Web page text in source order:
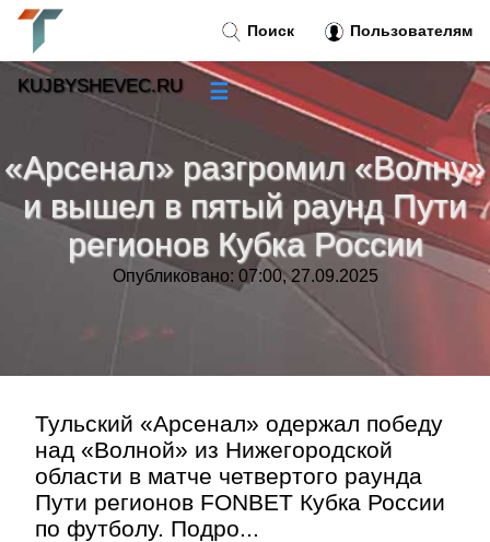
«Арсенал» разгромил «Волну»
и вышел в пятый раунд Пути
регионов Кубка России
Опубликовано: 07:00, 27.09.2025
Тульский «Арсенал» одержал победу
над «Волной» из Нижегородской
области в матче четвертого раунда
Пути регионов FONBET Кубка России
по футболу. Подро...
Поиск Пользователям
KUJBYSHEVEC.RU ☰
Новости»
Тренды новостей »
Рубрики»
Контакт»